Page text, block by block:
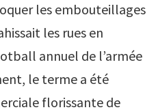
les embouteillages
les rues en
annuel de l’armée
le terme a été
florissante de